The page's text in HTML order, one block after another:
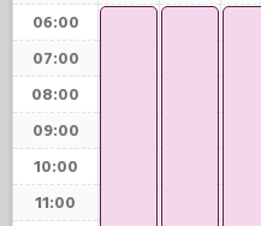
06:00
07:00
08:00
09:00
10:00
11:00